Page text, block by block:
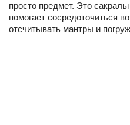
просто предмет. Это
помогает сосредоточиться
отсчитывать мантры и